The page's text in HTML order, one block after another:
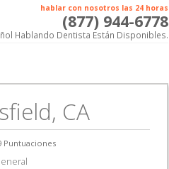
hablar con nosotros las 24 horas
(877) 944-6778
Hablando Dentista Están Disponibles.
CA
Puntuaciones